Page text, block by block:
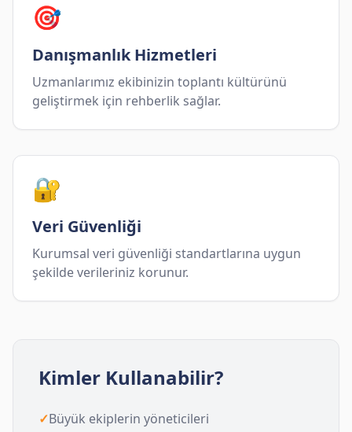
🎯
Danışmanlık Hizmetleri
Uzmanlarımız ekibinizin toplantı kültürünü
geliştirmek için rehberlik sağlar.
🔐
Veri Güvenliği
Kurumsal veri güvenliği standartlarına uygun
şekilde verileriniz korunur.
Kimler Kullanabilir?
✓Büyük ekiplerin yöneticileri